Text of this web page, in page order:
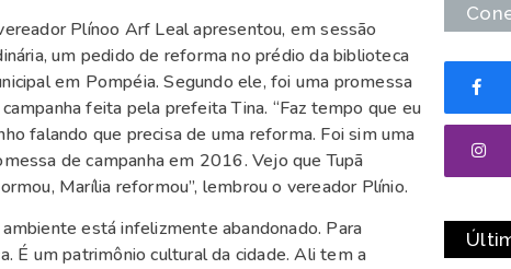
Plínoo Arf Leal apresentou, em sessão
um pedido de reforma no prédio da biblioteca
em Pompéia. Segundo ele, foi uma promessa
feita pela prefeita Tina. “Faz tempo que eu
falando que precisa de uma reforma. Foi sim uma
de campanha em 2016. Vejo que Tupã
Marília reformou”, lembrou o vereador Plínio.
ambiente está infelizmente abandonado. Para
É um patrimônio cultural da cidade. Ali tem a